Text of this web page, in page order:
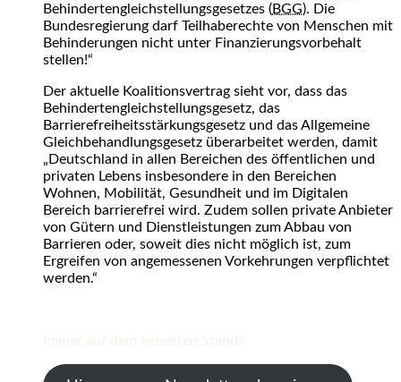
Behindertengleichstellungsgesetzes (BGG). Die
Bundesregierung darf Teilhaberechte von Menschen mit
Behinderungen nicht unter Finanzierungsvorbehalt
stellen!“
Der aktuelle Koalitionsvertrag sieht vor, dass das
Behindertengleichstellungsgesetz, das
Barrierefreiheitsstärkungsgesetz und das Allgemeine
Gleichbehandlungsgesetz überarbeitet werden, damit
„Deutschland in allen Bereichen des öffentlichen und
privaten Lebens insbesondere in den Bereichen
Wohnen, Mobilität, Gesundheit und im Digitalen
Bereich barrierefrei wird. Zudem sollen private Anbieter
von Gütern und Dienstleistungen zum Abbau von
Barrieren oder, soweit dies nicht möglich ist, zum
Ergreifen von angemessenen Vorkehrungen verpflichtet
werden.“